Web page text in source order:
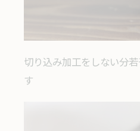
切り込み加工をしない分
す